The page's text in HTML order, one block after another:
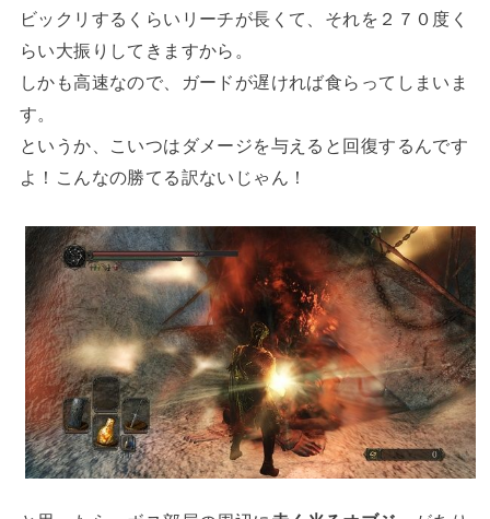
ビックリするくらいリーチが長くて、それを２７０度く
らい大振りしてきますから。
しかも高速なので、ガードが遅ければ食らってしまいま
す。
というか、こいつはダメージを与えると回復するんです
よ！こんなの勝てる訳ないじゃん！